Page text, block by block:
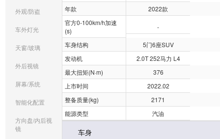
外观/防盗
车外灯光
天窗/玻璃
外后视镜
屏幕/系统
智能化配置
方向盘/内后视
镜
年款
2022款
官方0-100km/h加速
(s)
-
车身结构
5门6座SUV
发动机
2.0T 252马力 L4
最大扭矩(N·m)
376
上市时间
2022.02
整备质量(kg)
2171
能源类型
汽油
车身